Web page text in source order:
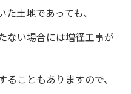
た土地であっても、
ない場合には増径工事が
ることもありますので、